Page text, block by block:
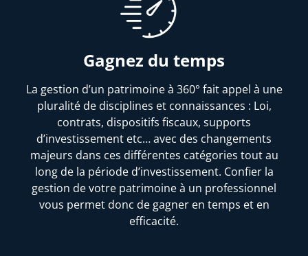
Gagnez du temps
La gestion d’un patrimoine à 360° fait appel à une
pluralité de disciplines et connaissances : Loi,
contrats, dispositifs fiscaux, supports
d’investissement etc… avec des changements
majeurs dans ces différentes catégories tout au
long de la période d’investissement. Confier la
gestion de votre patrimoine à un professionnel
vous permet donc de gagner en temps et en
efficacité.